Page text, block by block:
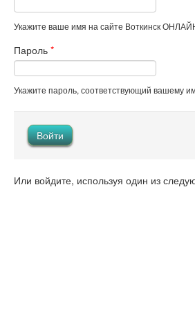
Укажите ваше имя на сайте Воткинск
Пароль *
Укажите пароль, соответствующий вашему
Или войдите, используя один из